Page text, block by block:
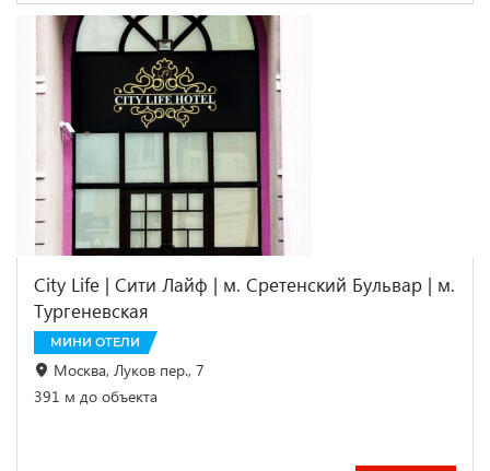
City Life | Сити Лайф | м. Сретенский Бульвар | м.
Тургеневская
МИНИ ОТЕЛИ
Москва, Луков пер., 7
391 м до объекта